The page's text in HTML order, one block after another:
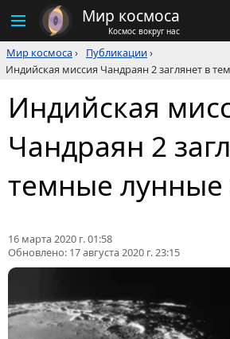
Мир космоса
Космос вокруг нас
Мир космоса› Публикации›
Индийская миссия Чандраян 2 заглянет в
Индийская
Чандраян 2
темные лунные
16 марта 2020 г. 01:58
Обновлено: 17 августа 2020 г. 23:15